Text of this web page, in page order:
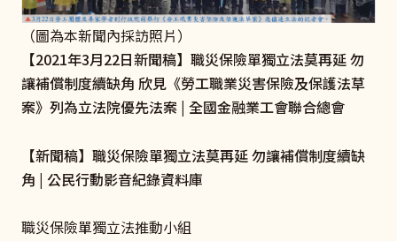
（圖為本新聞內採訪照片）
【2021年3月22日新聞稿】職災保險單獨立法莫再延 勿
讓補償制度續缺角 欣見《勞工職業災害保險及保護法草
案》列為立法院優先法案 | 全國金融業工會聯合總會
【新聞稿】職災保險單獨立法莫再延 勿讓補償制度續缺
角 | 公民行動影音紀錄資料庫
職災保險單獨立法推動小組